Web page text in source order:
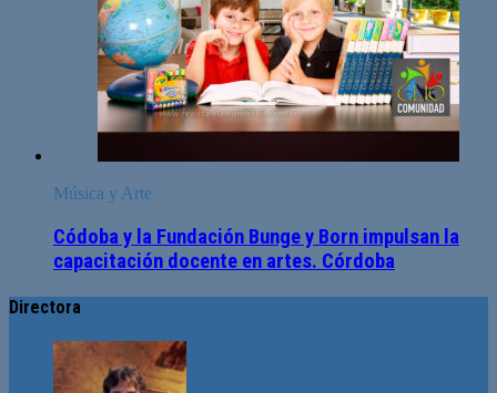
Música y Arte
Códoba y la Fundación Bunge y Born impulsan la
capacitación docente en artes. Córdoba
Directora